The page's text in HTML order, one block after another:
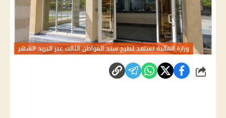
وزارة المالية تستعد لطرح سند المواطن الثالث عبر البريد الشهر
شارك